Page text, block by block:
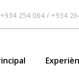
+934 254 064 / +934